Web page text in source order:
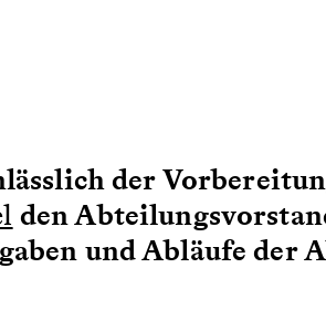
der
den
und Abläufe der